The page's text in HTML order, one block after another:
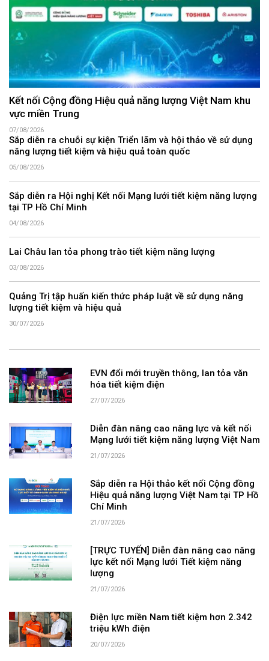
Kết nối Cộng đồng Hiệu quả năng lượng Việt Nam khu
vực miền Trung
07/08/2026
Sắp diễn ra chuỗi sự kiện Triển lãm và hội thảo về sử dụng
năng lượng tiết kiệm và hiệu quả toàn quốc
05/08/2026
Sắp diễn ra Hội nghị Kết nối Mạng lưới tiết kiệm năng lượng
tại TP Hồ Chí Minh
04/08/2026
Lai Châu lan tỏa phong trào tiết kiệm năng lượng
03/08/2026
Quảng Trị tập huấn kiến thức pháp luật về sử dụng năng
lượng tiết kiệm và hiệu quả
30/07/2026
EVN đổi mới truyền thông, lan tỏa văn
hóa tiết kiệm điện
27/07/2026
Diễn đàn nâng cao năng lực và kết nối
Mạng lưới tiết kiệm năng lượng Việt Nam
21/07/2026
Sắp diễn ra Hội thảo kết nối Cộng đồng
Hiệu quả năng lượng Việt Nam tại TP Hồ
Chí Minh
21/07/2026
[TRỰC TUYẾN] Diễn đàn nâng cao năng
lực kết nối Mạng lưới Tiết kiệm năng
lượng
21/07/2026
Điện lực miền Nam tiết kiệm hơn 2.342
triệu kWh điện
20/07/2026